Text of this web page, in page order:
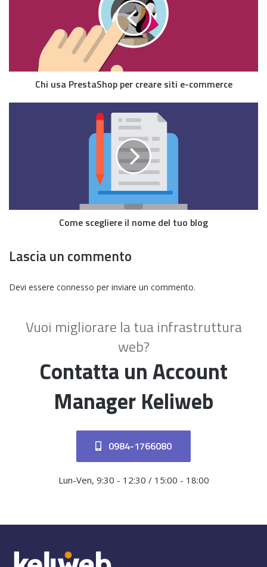
Chi usa PrestaShop per creare siti e-commerce
Come scegliere il nome del tuo blog
Lascia un commento
Devi essere connesso per inviare un commento.
Vuoi migliorare la tua infrastruttura
web?
Contatta un Account
Manager Keliweb
0984-1766080
Lun-Ven, 9:30 - 12:30 / 15:00 - 18:00